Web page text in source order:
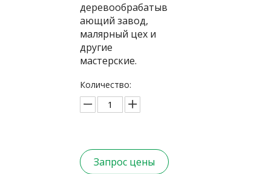
деревообрабатыв
ающий завод,
малярный цех и
другие
мастерские.
Количество:
Запрос цены